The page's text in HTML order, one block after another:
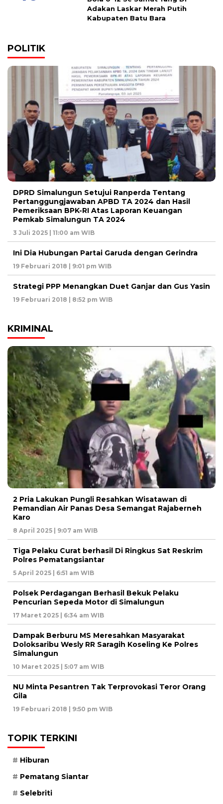
Adakan Laskar Merah Putih
Kabupaten Batu Bara
POLITIK
DPRD Simalungun Setujui Ranperda Tentang
Pertanggungjawaban APBD TA 2024 dan Hasil
Pemeriksaan BPK-RI Atas Laporan Keuangan
Pemkab Simalungun TA 2024
3 Juli 2025 | 11:00 am WIB
Ini Dia Hubungan Partai Garuda dengan Gerindra
19 Februari 2018 | 9:01 pm WIB
Strategi PPP Menangkan Duet Ganjar dan Gus Yasin
19 Februari 2018 | 8:52 pm WIB
KRIMINAL
2 Pria Lakukan Pungli Resahkan Wisatawan di
Pemandian Air Panas Desa Semangat Rajaberneh
Karo
8 April 2025 | 9:07 am WIB
Tiga Pelaku Curat berhasil Di Ringkus Sat Reskrim
Polres Pematangsiantar
5 April 2025 | 6:51 am WIB
Polsek Perdagangan Berhasil Bekuk Pelaku
Pencurian Sepeda Motor di Simalungun
17 Maret 2025 | 6:34 am WIB
Dampak Berburu MS Meresahkan Masyarakat
Doloksaribu Wesly RR Saragih Koseling Ke Polres
Simalungun
10 Maret 2025 | 5:07 am WIB
NU Minta Pesantren Tak Terprovokasi Teror Orang
Gila
19 Februari 2018 | 9:50 pm WIB
TOPIK TERKINI
Hiburan
Pematang Siantar
Selebriti